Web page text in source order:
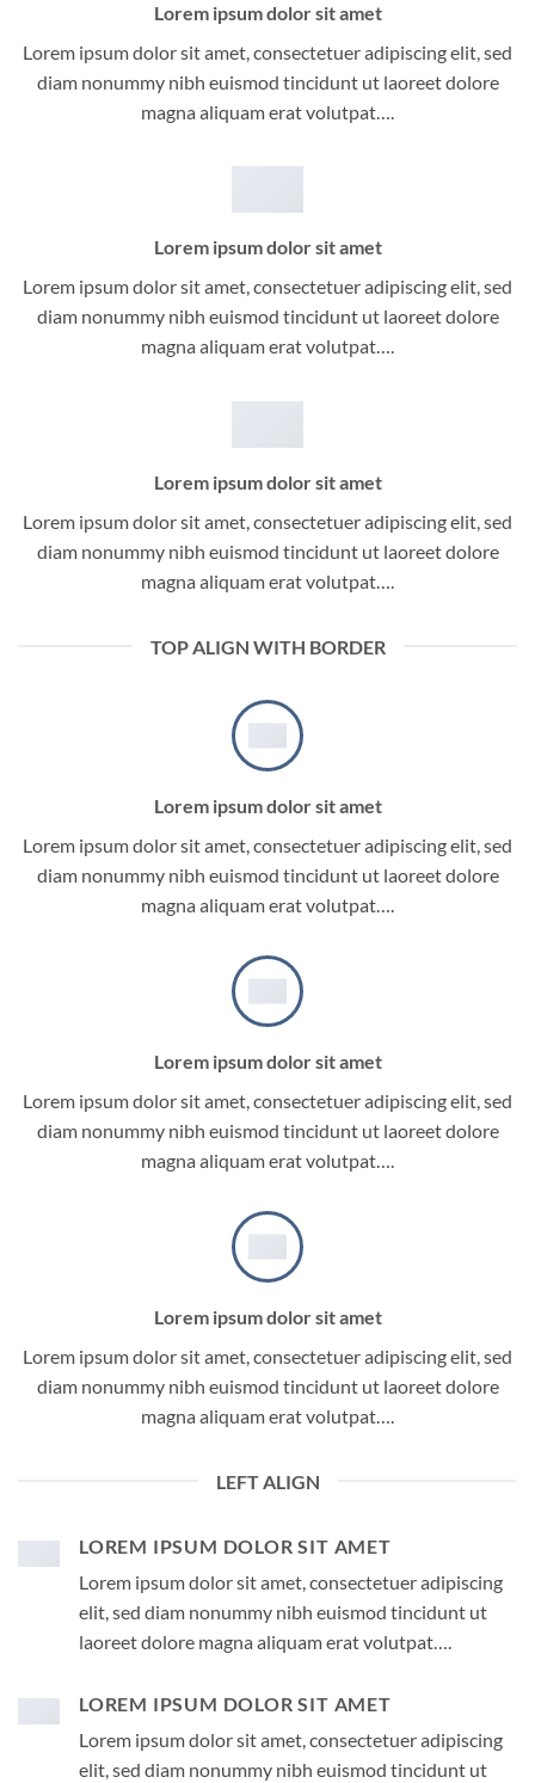
Lorem ipsum dolor sit amet
Lorem ipsum dolor sit amet, consectetuer adipiscing elit, sed
diam nonummy nibh euismod tincidunt ut laoreet dolore
magna aliquam erat volutpat….
Lorem ipsum dolor sit amet
Lorem ipsum dolor sit amet, consectetuer adipiscing elit, sed
diam nonummy nibh euismod tincidunt ut laoreet dolore
magna aliquam erat volutpat….
Lorem ipsum dolor sit amet
Lorem ipsum dolor sit amet, consectetuer adipiscing elit, sed
diam nonummy nibh euismod tincidunt ut laoreet dolore
magna aliquam erat volutpat….
TOP ALIGN WITH BORDER
Lorem ipsum dolor sit amet
Lorem ipsum dolor sit amet, consectetuer adipiscing elit, sed
diam nonummy nibh euismod tincidunt ut laoreet dolore
magna aliquam erat volutpat….
Lorem ipsum dolor sit amet
Lorem ipsum dolor sit amet, consectetuer adipiscing elit, sed
diam nonummy nibh euismod tincidunt ut laoreet dolore
magna aliquam erat volutpat….
Lorem ipsum dolor sit amet
Lorem ipsum dolor sit amet, consectetuer adipiscing elit, sed
diam nonummy nibh euismod tincidunt ut laoreet dolore
magna aliquam erat volutpat….
LEFT ALIGN
LOREM IPSUM DOLOR SIT AMET
Lorem ipsum dolor sit amet, consectetuer adipiscing
elit, sed diam nonummy nibh euismod tincidunt ut
laoreet dolore magna aliquam erat volutpat….
LOREM IPSUM DOLOR SIT AMET
Lorem ipsum dolor sit amet, consectetuer adipiscing
elit, sed diam nonummy nibh euismod tincidunt ut